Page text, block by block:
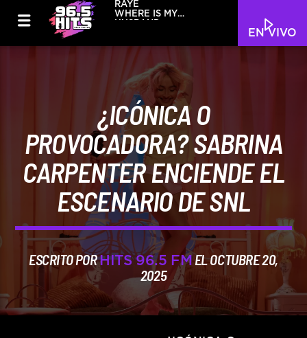
EN VIVO
RAYE
WHERE IS MY
¿ICÓNICA O
PROVOCADORA? SABRINA
CARPENTER ENCIENDE EL
ESCENARIO DE SNL
ESCRITO PORHITS 96.5 FMEL OCTUBRE 20,
2025